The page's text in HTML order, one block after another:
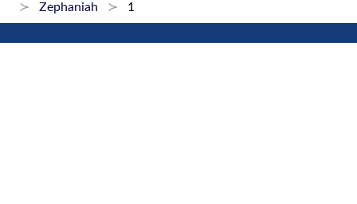
Zephaniah
1